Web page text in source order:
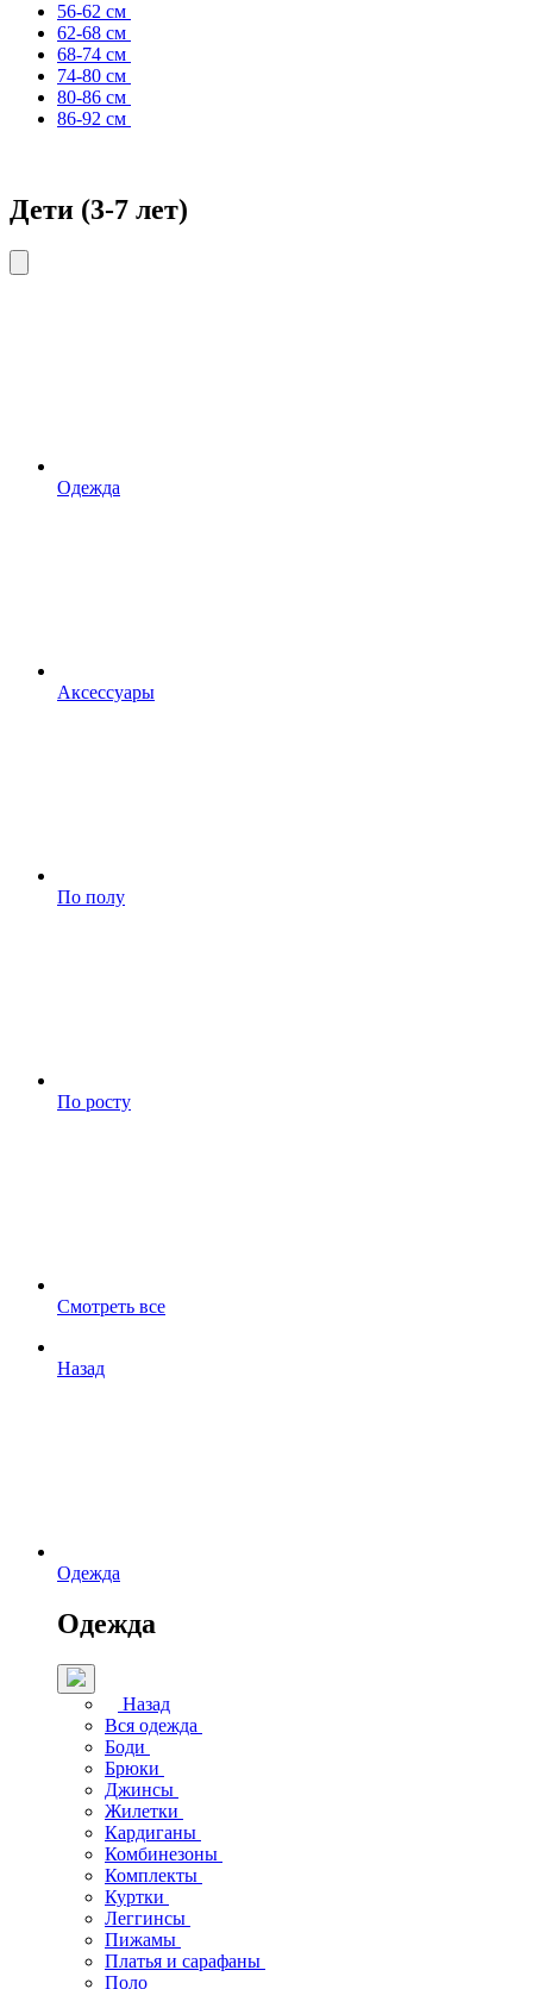
56-62 см
62-68 см
68-74 см
74-80 см
80-86 см
86-92 см
Дети (3-7 лет)
Одежда
Аксессуары
По полу
По росту
Смотреть все
Назад
Одежда
Одежда
Назад
Вся одежда
Боди
Брюки
Джинсы
Жилетки
Кардиганы
Комбинезоны
Комплекты
Куртки
Леггинсы
Пижамы
Платья и сарафаны
Поло